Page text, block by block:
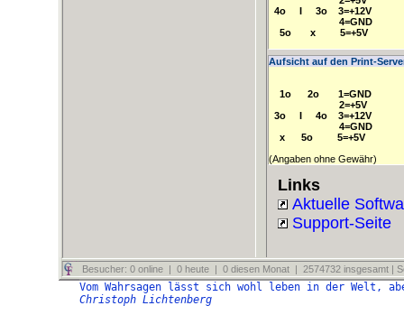
4o     I     3o    3=+12V
                          4=GND
5o       x         5=+5V
Aufsicht auf den Print-
1o      2o       1=GND
                          2=+5V
3o     I     4o    3=+12V
                          4=GND
x      5o         5=+5V
Links
Aktuelle
Support-Seite
Besucher: 0 online | 0 heute | 0 diesen Monat | 2574732 insgesamt |
Vom Wahrsagen lässt sich wohl leben in der Welt,
Christoph Lichtenberg